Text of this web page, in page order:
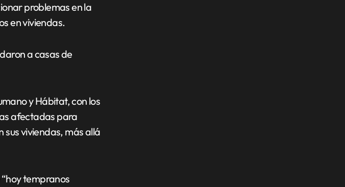
problemas en la
en viviendas.
a casas de
y Hábitat, con los
afectadas para
viviendas, más allá
tempranos